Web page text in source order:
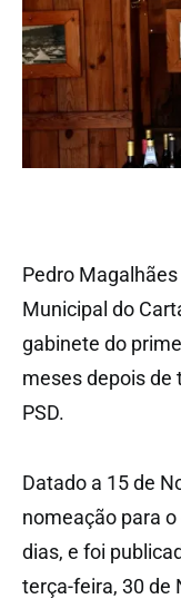
Pedro
Municipal do
gabinete do
meses depois de
PSD.
Datado a 15 de
nomeação para
dias, e foi
terça-feira, 30 de